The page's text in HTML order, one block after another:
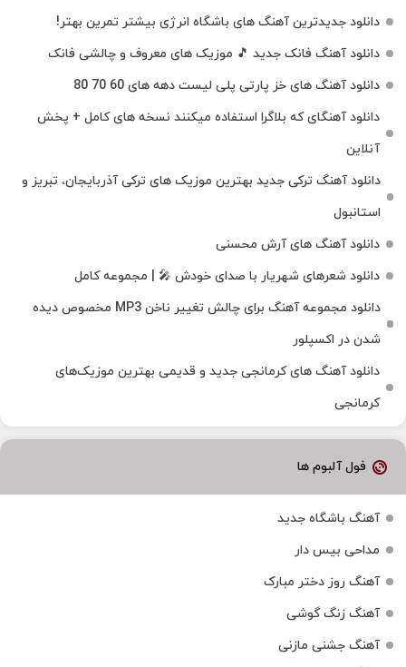
دانلود جدیدترین آهنگ‌ های باشگاه انرژی بیشتر تمرین بهتر!
دانلود آهنگ فانک جدید 🎵 موزیک‌ های معروف و چالشی فانک
دانلود آهنگ های خز پارتی پلی لیست دهه های 60 70 80
دانلود آهنگای که بلاگرا استفاده میکنند نسخه های کامل + پخش
آنلاین
دانلود آهنگ ترکی جدید بهترین موزیک‌ های ترکی آذربایجان، تبریز و
استانبول
دانلود آهنگ های آرش محسنی
دانلود شعرهای شهریار با صدای خودش 🎤 | مجموعه کامل
دانلود مجموعه آهنگ برای چالش تغییر ناخن MP3 مخصوص دیده
شدن در اکسپلور
دانلود آهنگ‌ های کرمانجی جدید و قدیمی بهترین موزیک‌های
کرمانجی
فول آلبوم ها
آهنگ باشگاه جدید
مداحی بیس دار
آهنگ روز دختر مبارک
آهنگ زنگ گوشی
آهنگ جشنی مازنی